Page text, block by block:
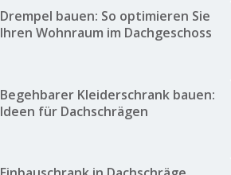
Drempel bauen: So optimieren Sie
Ihren Wohnraum im Dachgeschoss
Begehbarer Kleiderschrank bauen:
Ideen für Dachschrägen